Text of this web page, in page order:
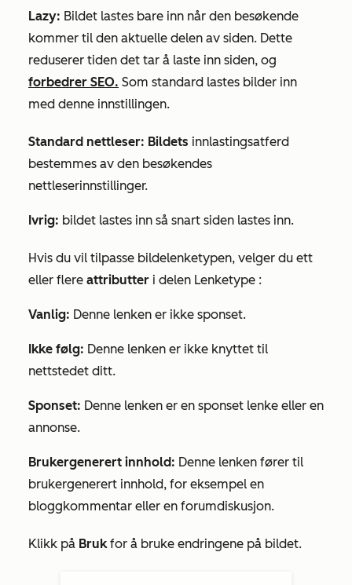
Lazy: Bildet lastes bare inn når den besøkende
kommer til den aktuelle delen av siden. Dette
reduserer tiden det tar å laste inn siden, og
forbedrer SEO. Som standard lastes bilder inn
med denne innstillingen.
Standard nettleser: Bildets innlastingsatferd
bestemmes av den besøkendes
nettleserinnstillinger.
Ivrig: bildet lastes inn så snart siden lastes inn.
Hvis du vil tilpasse bildelenketypen, velger du ett
eller flere attributter i delen Lenketype :
Vanlig: Denne lenken er ikke sponset.
Ikke følg: Denne lenken er ikke knyttet til
nettstedet ditt.
Sponset: Denne lenken er en sponset lenke eller en
annonse.
Brukergenerert innhold: Denne lenken fører til
brukergenerert innhold, for eksempel en
bloggkommentar eller en forumdiskusjon.
Klikk på Brukfor å bruke endringene på bildet.